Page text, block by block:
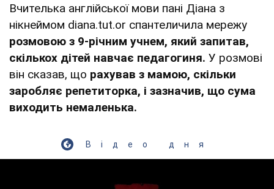
Вчителька англійської мови пані Діана з
нікнеймом diana.tut.or спантеличила мережу
розмовою з 9-річним учнем, який запитав,
скількох дітей навчає педагогиня. У розмові
він сказав, що рахував з мамою, скільки
заробляє репетиторка, і зазначив, що сума
виходить немаленька.
Відео дня